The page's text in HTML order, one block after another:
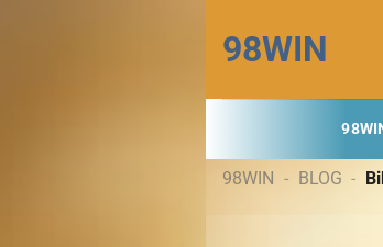
đến
nội
dung
98WIN
98WIN - BLOG -